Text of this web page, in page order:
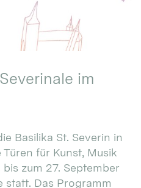
im
Basilika St. Severin in
für Kunst, Musik
bis zum 27. September
statt. Das Programm